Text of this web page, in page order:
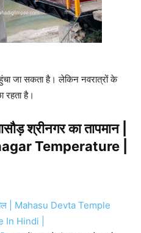
जा सकता है। लेकिन नवरात्रों के
रहता है।
श्रीनगर का तापमान |
Temperature |
| Mahasu Devta Temple
Hindi |